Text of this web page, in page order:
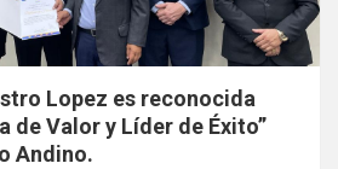
Lopez es reconocida
de Valor y Líder de Éxito”
Andino.